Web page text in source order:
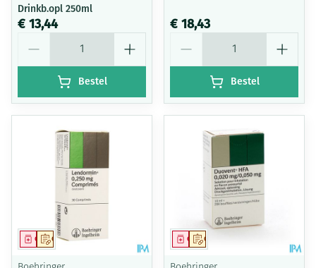
Drinkb.opl 250ml
€ 13,44
Bestel
€ 18,43
Bestel
Op voorschrift
Geneesmiddel Op voorschrift
Geneesmiddel